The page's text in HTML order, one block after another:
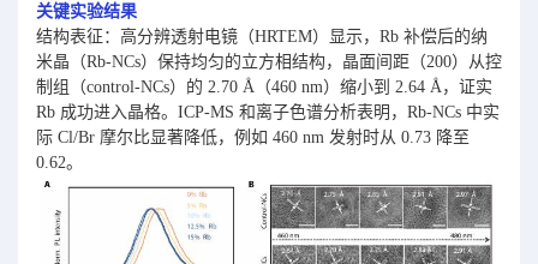
关键实验结果
结构表征：高分辨透射电镜（HRTEM）显示，Rb 补偿后的纳
米晶（Rb-NCs）保持均匀的立方相结构，晶面间距（200）从控
制组（control-NCs）的 2.70 Å（460 nm）缩小到 2.64 Å，证实
Rb 成功进入晶格。ICP-MS 和离子色谱分析表明，Rb-NCs 中实
际 Cl/Br 摩尔比显著降低，例如 460 nm 发射时从 0.73 降至
0.62。